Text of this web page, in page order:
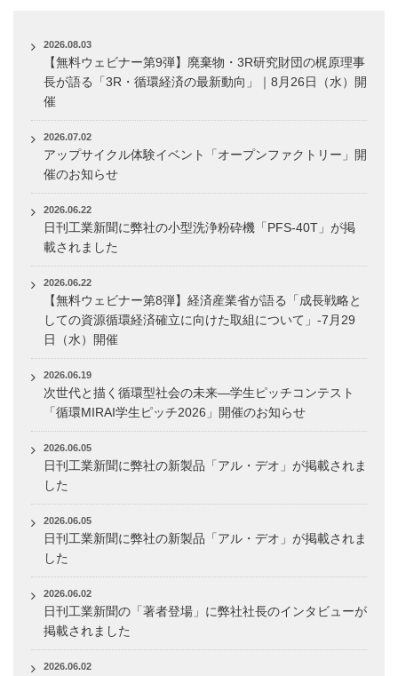
2026.08.03
【無料ウェビナー第9弾】廃棄物・3R研究財団の梶原理事
長が語る「3R・循環経済の最新動向」｜8月26日（水）開
催
2026.07.02
アップサイクル体験イベント「オープンファクトリー」開
催のお知らせ
2026.06.22
日刊工業新聞に弊社の小型洗浄粉砕機「PFS-40T」が掲
載されました
2026.06.22
【無料ウェビナー第8弾】経済産業省が語る「成長戦略と
しての資源循環経済確立に向けた取組について」-7月29
日（水）開催
2026.06.19
次世代と描く循環型社会の未来―学生ピッチコンテスト
「循環MIRAI学生ピッチ2026」開催のお知らせ
2026.06.05
日刊工業新聞に弊社の新製品「アル・デオ」が掲載されま
した
2026.06.05
日刊工業新聞に弊社の新製品「アル・デオ」が掲載されま
した
2026.06.02
日刊工業新聞の「著者登場」に弊社社長のインタビューが
掲載されました
2026.06.02